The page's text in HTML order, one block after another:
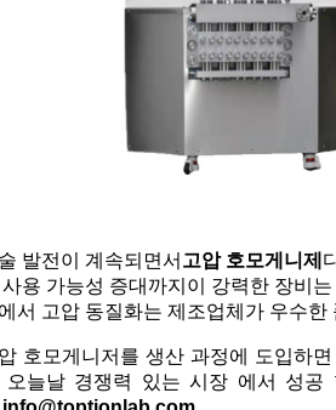
발전이 계속되면서 고압 호모게니제
용 가능성 증대까지이 강력한 장비
서 고압 동질화는 제조업체가 우수
호모게니저를 생산 과정에 도입하
오늘날 경쟁력 있는 시장 에서 성